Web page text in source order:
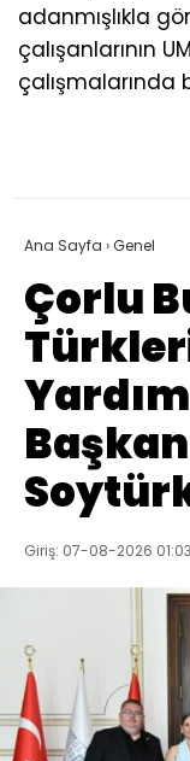
adanmışlıkla
çalışanlarının
çalışmalarında
Ana Sayfa ›Genel
Çorlu
Giriş: 07-08-2026 01:03